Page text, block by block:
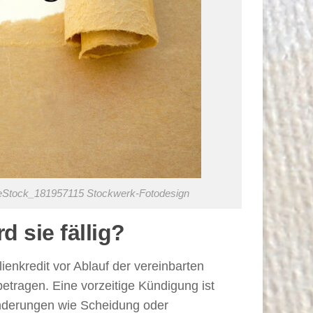
Stockwerk-Fotodesign
sie fällig?
vor Ablauf der vereinbarten
Eine vorzeitige Kündigung ist
wie Scheidung oder